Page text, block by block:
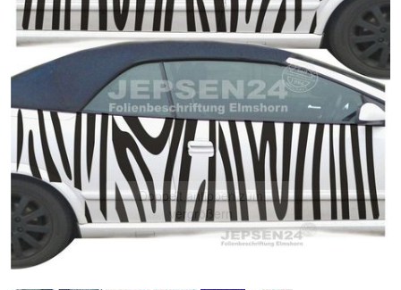
Doppelt antippen zum
vergrößern